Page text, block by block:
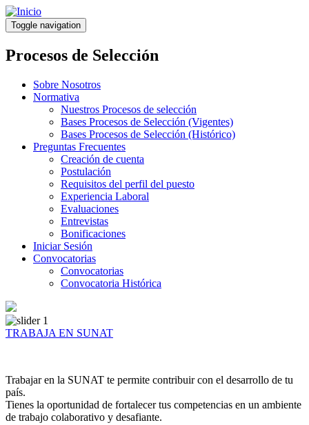
Pasar
al
contenido
principal
Toggle navigation
Procesos de Selección
Sobre Nosotros
Normativa
Nuestros Procesos de selección
Bases Procesos de Selección (Vigentes)
Bases Procesos de Selección (Histórico)
Preguntas Frecuentes
Creación de cuenta
Postulación
Requisitos del perfil del puesto
Experiencia Laboral
Evaluaciones
Entrevistas
Bonificaciones
Iniciar Sesión
Convocatorias
Convocatorias
Convocatoria Histórica
TRABAJA EN SUNAT
Trabajar en la SUNAT te permite contribuir con el desarrollo de tu
país.
Tienes la oportunidad de fortalecer tus competencias en un ambiente
de trabajo colaborativo y desafiante.